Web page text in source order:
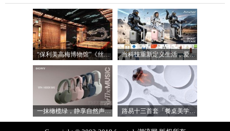
“保利美高梅博物馆”《丝路》大展最后 当科技重新定义生活，爱尔威Airwheel正在
一抹橄榄绿，静享自然声 索尼WH-1000XM6橄